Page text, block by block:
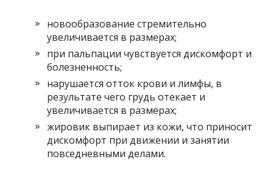
новообразование стремительно
увеличивается в размерах;
при пальпации чувствуется дискомфорт и
болезненность;
нарушается отток крови и лимфы, в
результате чего грудь отекает и
увеличивается в размерах;
жировик выпирает из кожи, что приносит
дискомфорт при движении и занятии
повседневными делами.